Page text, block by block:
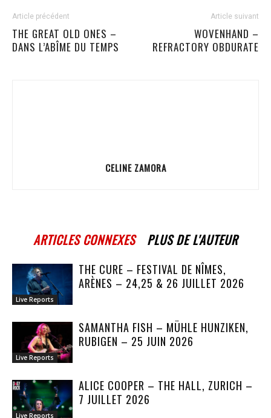
Article précédent
THE GREAT OLD ONES –
DANS L’ABÎME DU TEMPS
Article suivant
WOVENHAND –
REFRACTORY OBDURATE
CELINE ZAMORA
ARTICLES CONNEXES PLUS DE L'AUTEUR
Live Reports
THE CURE – FESTIVAL DE NÎMES,
ARÈNES – 24,25 & 26 JUILLET 2026
Live Reports
SAMANTHA FISH – MÜHLE HUNZIKEN,
RUBIGEN – 25 JUIN 2026
Live Reports
ALICE COOPER – THE HALL, ZURICH –
7 JUILLET 2026